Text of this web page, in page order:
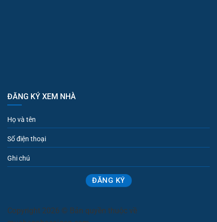
ĐĂNG KÝ XEM NHÀ
Copyright 2026 © Bản quyền thuộc về